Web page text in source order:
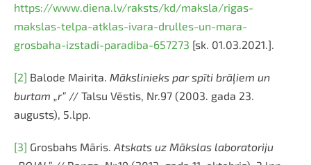
https://www.diena.lv/raksts/kd/maksla/rigas-
makslas-telpa-atklas-ivara-drulles-un-mara-
grosbaha-izstadi-paradiba-657273 [sk. 01.03.2021.].
[2] Balode Mairita. Mākslinieks par spīti brāļiem un
burtam „r” // Talsu Vēstis, Nr.97 (2003. gada 23.
augusts), 5.lpp.
[3] Grosbahs Māris. Atskats uz Mākslas laboratoriju